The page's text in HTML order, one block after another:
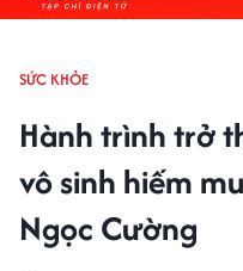
SỨC KHỎE
Hành trình trở
vô sinh hiếm
Ngọc Cường